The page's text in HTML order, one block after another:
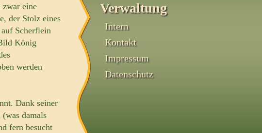
zwar eine
der Stolz eines
Scherflein
König
werden
Dank seiner
damals
fern besucht
Verwaltung
Intern
Kontakt
Impressum
Datenschutz